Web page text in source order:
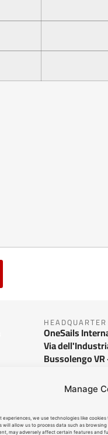
Manage
experiences, we use technologies like
will allow us to process data such as
may adversely affect certain features and
HEADQUARTER
OneSails
Via
Bussolengo